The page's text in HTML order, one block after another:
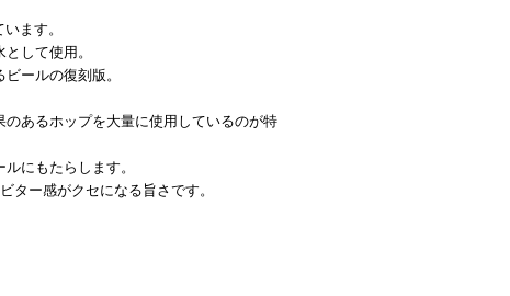
ます。
して使用。
ールの復刻版。
あるホップを大量に使用しているのが特
にもたらします。
ター感がクセになる旨さです。